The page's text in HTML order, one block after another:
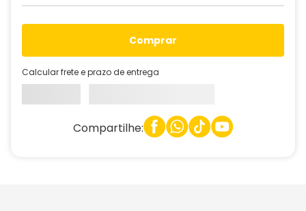
comprar
Calcular frete e prazo de entrega
Compartilhe: